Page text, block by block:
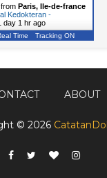
Paris, Ile-de-france
Kedokteran -
day 1 hr ago
Time Tracking ON
ABOUT
© 2026